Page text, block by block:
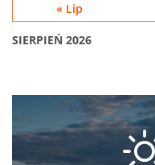
SIERPIEŃ 2026
« Lip